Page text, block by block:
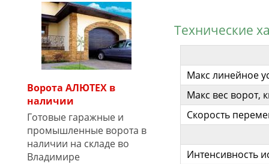
Ворота АЛЮТЕХ в
наличии
Готовые гаражные и
промышленные ворота в
наличии на складе во
Владимире
Технические
Макс линейное
Макс вес ворот,
Скорость
Интенсивность